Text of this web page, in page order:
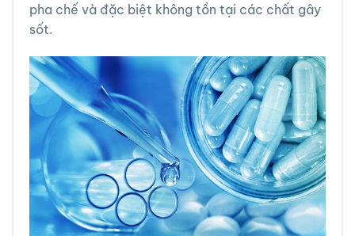
pha chế và đặc biệt không tồn tại các chất gây
sốt.